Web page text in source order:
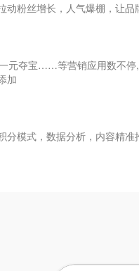
动粉丝增长，人气爆棚，让品
元夺宝……等营销应用数不停
加
分模式，数据分析，内容精